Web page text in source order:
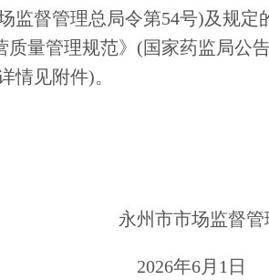
监督管理总局令第54号)及规定
量管理规范》 (国家药监局公
情见附件)。
永州市市场监督管
2026年6月 1 日